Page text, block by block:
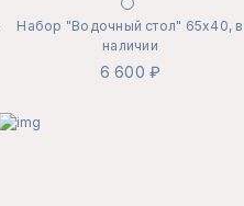
Набор "Водочный стол" 65х40, в
наличии
6 600 ₽